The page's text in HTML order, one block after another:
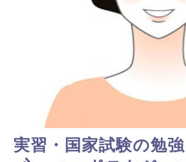
実習・国家試験の勉